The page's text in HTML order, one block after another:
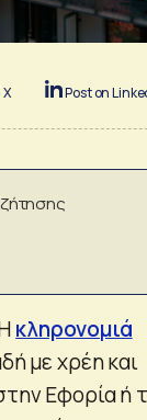
Post on
κληρονομιά
με χρέη και
Εφορία ή